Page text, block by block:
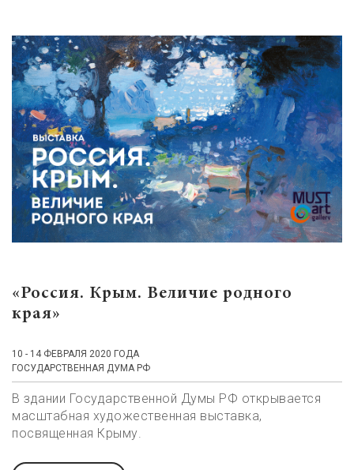
«Россия. Крым. Величие родного
края»
10 - 14 ФЕВРАЛЯ 2020 ГОДА
ГОСУДАРСТВЕННАЯ ДУМА РФ
В здании Государственной Думы РФ открывается
масштабная художественная выставка,
посвященная Крыму.